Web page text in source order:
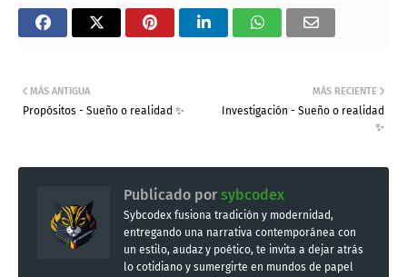
MÁS RECIENTE
Investigación - Sueño o realidad
✨
MÁS ANTIGUA
Propósitos - Sueño o realidad ✨
Publicado por sybcodex
Sybcodex fusiona tradición y modernidad,
entregando una narrativa contemporánea con
un estilo, audaz y poético, te invita a dejar atrás
lo cotidiano y sumergirte en mundos de papel